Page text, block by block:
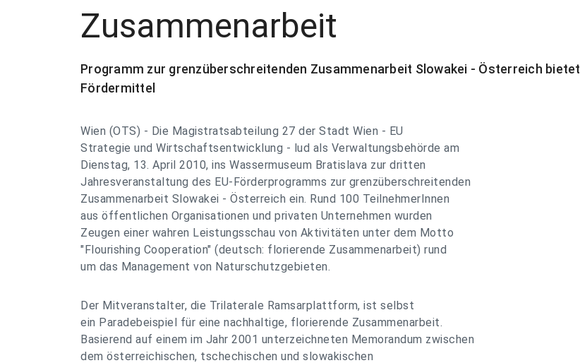
Zusammenarbeit
Programm zur grenzüberschreitenden Zusammenarbeit Slowakei - Österreich bietet
Fördermittel
Wien (OTS) - Die Magistratsabteilung 27 der Stadt Wien - EU
Strategie und Wirtschaftsentwicklung - lud als Verwaltungsbehörde am
Dienstag, 13. April 2010, ins Wassermuseum Bratislava zur dritten
Jahresveranstaltung des EU-Förderprogramms zur grenzüberschreitenden
Zusammenarbeit Slowakei - Österreich ein. Rund 100 TeilnehmerInnen
aus öffentlichen Organisationen und privaten Unternehmen wurden
Zeugen einer wahren Leistungsschau von Aktivitäten unter dem Motto
"Flourishing Cooperation" (deutsch: florierende Zusammenarbeit) rund
um das Management von Naturschutzgebieten.
Der Mitveranstalter, die Trilaterale Ramsarplattform, ist selbst
ein Paradebeispiel für eine nachhaltige, florierende Zusammenarbeit.
Basierend auf einem im Jahr 2001 unterzeichneten Memorandum zwischen
dem österreichischen, tschechischen und slowakischen